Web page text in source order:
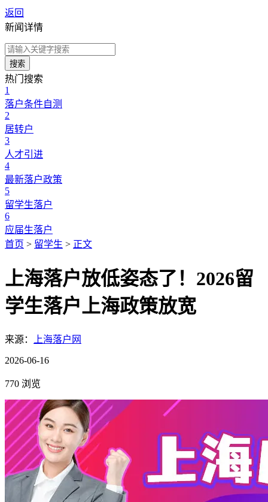
返回
新闻详情
搜索
热门搜索
1
落户条件自测
2
居转户
3
人才引进
4
最新落户政策
5
留学生落户
6
应届生落户
首页 > 留学生 > 正文
上海落户放低姿态了！2026留
学生落户上海政策放宽
来源： 上海落户网
2026-06-16
770 浏览